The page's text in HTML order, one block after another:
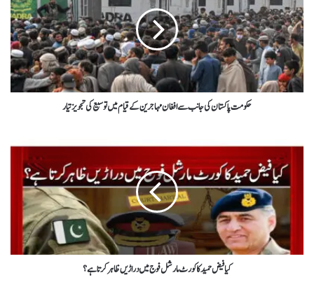
حکومت پاکستان کی جانب سےافغان مہاجرین کے قیام میں توسیع کی تجویز تیار
کیا فیض حمید کا کورٹ مارشل فوج میں دراڑیں ظاہر کرتا ہے؟